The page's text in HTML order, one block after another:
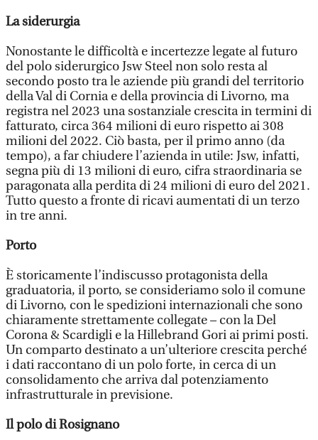
La siderurgia
Nonostante le difficoltà e incertezze legate al futuro
del polo siderurgico Jsw Steel non solo resta al
secondo posto tra le aziende più grandi del territorio
della Val di Cornia e della provincia di Livorno, ma
registra nel 2023 una sostanziale crescita in termini di
fatturato, circa 364 milioni di euro rispetto ai 308
milioni del 2022. Ciò basta, per il primo anno (da
tempo), a far chiudere l’azienda in utile: Jsw, infatti,
segna più di 13 milioni di euro, cifra straordinaria se
paragonata alla perdita di 24 milioni di euro del 2021.
Tutto questo a fronte di ricavi aumentati di un terzo
in tre anni.
Porto
È storicamente l’indiscusso protagonista della
graduatoria, il porto, se consideriamo solo il comune
di Livorno, con le spedizioni internazionali che sono
chiaramente strettamente collegate – con la Del
Corona & Scardigli e la Hillebrand Gori ai primi posti.
Un comparto destinato a un’ulteriore crescita perché
i dati raccontano di un polo forte, in cerca di un
consolidamento che arriva dal potenziamento
infrastrutturale in previsione.
Il polo di Rosignano